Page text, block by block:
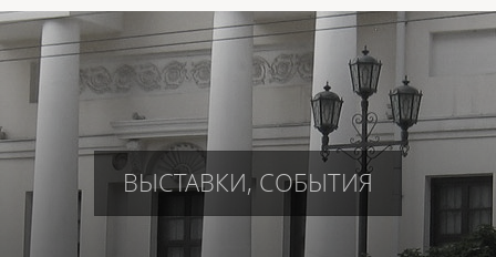
ВЫСТАВКИ, СОБЫТИЯ